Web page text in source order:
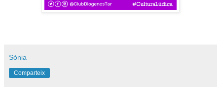
Sònia
Comparteix